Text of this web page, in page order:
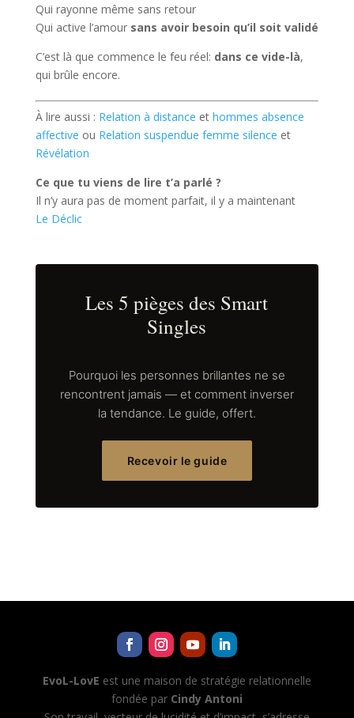
Qui rayonne même sans retour
Qui active l’amour sans avoir besoin qu’il soit validé
C’est là que commence le feu réel: dans ce vide-là,
qui brûle encore.
À lire aussi : Relation à distance et hommes absence
affective ou Relation suspendue femme silence et
Révélation
Ce que tu viens de lire t’a parlé ?
Il n’y aura pas de moment parfait, il y a maintenant
Le Déclic
Les 5 pièges des Smart
Singles
Pourquoi les personnes brillantes ne se
rencontrent jamais — et comment inverser
la tendance. Le guide, offert.
Recevoir le guide
EvoL-LovE est une maison de stratégie relationnelle
fondée par Cindy Antoni